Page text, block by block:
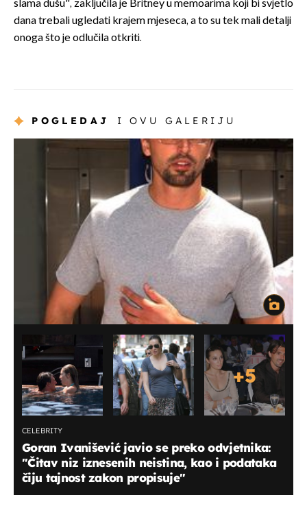
slama dušu", zaključila je Britney u memoarima koji bi svjetlo
dana trebali ugledati krajem mjeseca, a to su tek mali detalji
onoga što je odlučila otkriti.
POGLEDAJ I OVU GALERIJU
+5
CELEBRITY
Goran Ivanišević javio se preko odvjetnika:
"Čitav niz iznesenih neistina, kao i podataka
čiju tajnost zakon propisuje"